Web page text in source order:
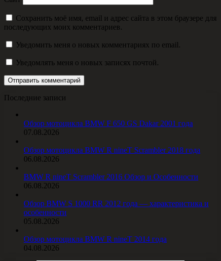
Сохранить моё имя, email и адрес сайта в этом браузере для
последующих моих комментариев.
Уведомить меня о новых комментариях по email.
Уведомлять меня о новых записях почтой.
Последние записи
Обзор мотоцикла BMW F 650 GS Dakar 2001 года
07.08.2026
Обзор мотоцикла BMW R nineT Scrambler 2018 года
06.08.2026
BMW R nineT Scrambler 2016 Обзор и Особенности
06.08.2026
Обзор BMW S 1000 RR 2012 года — характеристика и
особенности
05.08.2026
Обзор мотоцикла BMW R nineT 2014 года
04.08.2026